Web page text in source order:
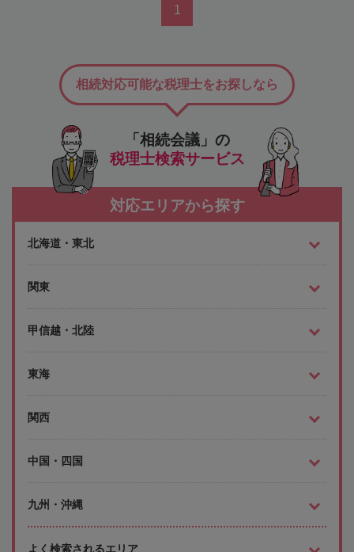
1
「相続会議」の
税理士検索サービス
相続対応可能な税理士をお探しなら
対応エリアから探す
北海道・東北
関東
甲信越・北陸
東海
関西
中国・四国
九州・沖縄
よく検索されるエリア